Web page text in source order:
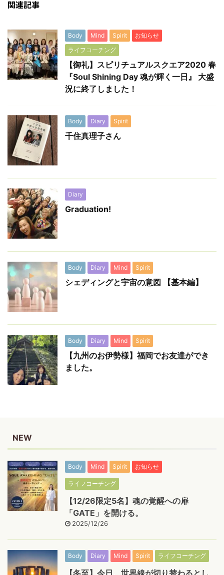
関連記事
Body Mind Spirit
お知らせ
ライフコーチング
【御礼】スピリチュアルスクエア2020 春
『Soul Shining Day 魂が輝く一日』 大盛
況に終了しました！
Body Diary Spirit
千住真理子さん
Diary
Graduation!
Body Diary Mind Spirit
シェディングと宇宙の意図 【基本編】
Body Diary Mind Spirit
【九州のお伊勢様】福岡でお友達ができ
ました。
NEW
Body Mind Spirit お知らせ
ライフコーチング
【12/26限定5名】魂の覚醒への扉
「GATE」を開ける。
2025/12/26
Body Diary Mind Spirit ライフコーチング